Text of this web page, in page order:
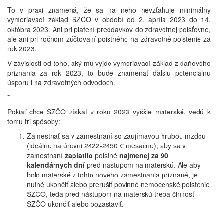
To v praxi znamená, že sa na neho nevzťahuje minimálny
vymeriavací základ SZČO v období od 2. apríla 2023 do 14.
októbra 2023. Ani pri platení preddavkov do zdravotnej poisťovne,
ale ani pri ročnom zúčtovaní poistného na zdravotné poistenie za
rok 2023.
V závislosti od toho, aký mu vyjde vymeriavací základ z daňového
priznania za rok 2023, to bude znamenať ďalšiu potenciálnu
úsporu i na zdravotných odvodoch.
*
Pokiaľ chce SZČO získať v roku 2023 vyššie materské, vedú k
tomu tri spôsoby:
Zamestnať sa v zamestnaní so zaujímavou hrubou mzdou
(ideálne na úrovni 2422-2450 € mesačne), aby sa v
zamestnaní zaplatilo poistné najmenej za 90
kalendárnych dní pred nástupom na materskú. Ale aby
bolo materské z tohto nového zamestnania priznané, je
nutné ukončiť alebo prerušiť povinné nemocenské poistenie
SZČO, teda pred nástupom na materskú treba činnosť
SZČO ukončiť alebo pozastaviť.